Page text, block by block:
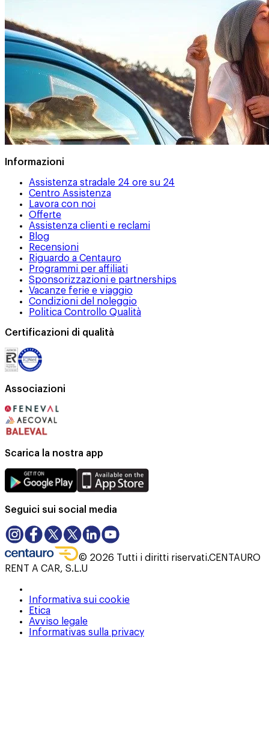
Informazioni
Assistenza stradale 24 ore su 24
Centro Assistenza
Lavora con noi
Offerte
Assistenza clienti e reclami
Blog
Recensioni
Riguardo a Centauro
Programmi per affiliati
Sponsorizzazioni e partnerships
Vacanze ferie e viaggio
Condizioni del noleggio
Politica Controllo Qualità
Certificazioni di qualità
Associazioni
Scarica la nostra app
Seguici sui social media
© 2026 Tutti i diritti riservati.CENTAURO
RENT A CAR, S.L.U
Informativa sui cookie
Etica
Avviso legale
Informativas sulla privacy